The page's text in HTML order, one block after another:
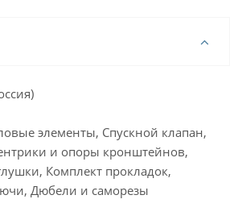
элементы, Спускной клапан,
и опоры кронштейнов,
Комплект прокладок,
Дюбели и саморезы